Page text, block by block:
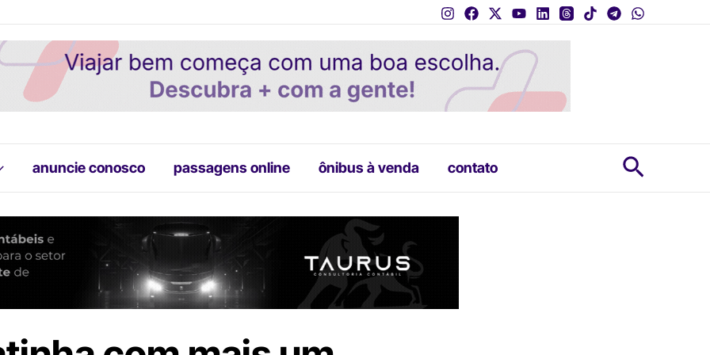
anuncie conosco passagens online ônibus à venda contato